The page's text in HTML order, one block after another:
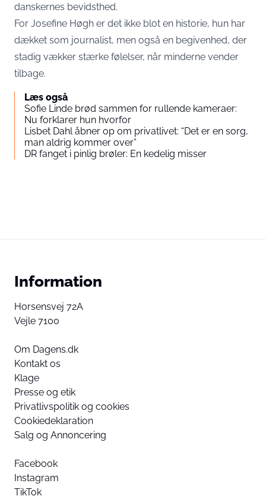
danskernes bevidsthed.
For Josefine Høgh er det ikke blot en historie, hun har
dækket som journalist, men også en begivenhed, der
stadig vækker stærke følelser, når minderne vender
tilbage.
Læs også
Sofie Linde brød sammen for rullende kameraer:
Nu forklarer hun hvorfor
Lisbet Dahl åbner op om privatlivet: “Det er en sorg,
man aldrig kommer over”
DR fanget i pinlig brøler: En kedelig misser
Information
Horsensvej 72A
Vejle 7100
Om Dagens.dk
Kontakt os
Klage
Presse og etik
Privatlivspolitik og cookies
Cookiedeklaration
Salg og Annoncering
Facebook
Instagram
TikTok